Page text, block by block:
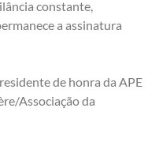
constante,
a assinatura
de honra da APE
Associação da